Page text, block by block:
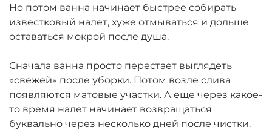
Но потом ванна начинает быстрее собирать
известковый налет, хуже отмываться и дольше
оставаться мокрой после душа.
Сначала ванна просто перестает выглядеть
«свежей» после уборки. Потом возле слива
появляются матовые участки. А еще через какое-
то время налет начинает возвращаться
буквально через несколько дней после чистки.